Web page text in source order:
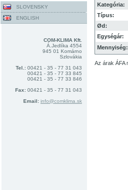
SLOVENSKY
ENGLISH
COM-KLIMA Kft.
Á.Jedlíka 4554
945 01 Komárno
Szlovákia
Tel.: 00421 - 35 - 77 31 043
00421 - 35 - 77 33 845
00421 - 35 - 77 33 846
Fax: 00421 - 35 - 77 31 043
Email: info@comklima.sk
Kategória:
Típus:
Ød:
Egységár:
Mennyiség:
Az árak ÁFA